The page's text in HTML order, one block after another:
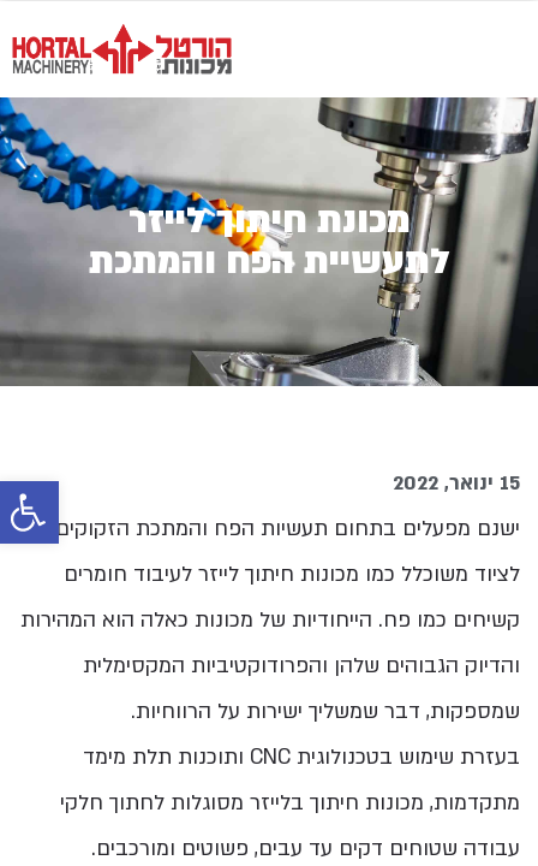
מכונת חיתוך לייזר
לתעשיית הפח והמתכת
15 ינואר, 2022
ישנם מפעלים בתחום תעשיות הפח והמתכת הזקוקים
לציוד משוכלל כמו מכונות חיתוך לייזר לעיבוד חומרים
קשיחים כמו פח. הייחודיות של מכונות כאלה הוא המהירות
והדיוק הגבוהים שלהן והפרודוקטיביות המקסימלית
שמספקות, דבר שמשליך ישירות על הרווחיות.
בעזרת שימוש בטכנולוגית CNC ותוכנות תלת מימד
מתקדמות, מכונות חיתוך בלייזר מסוגלות לחתוך חלקי
עבודה שטוחים דקים עד עבים, פשוטים ומורכבים.
פתח